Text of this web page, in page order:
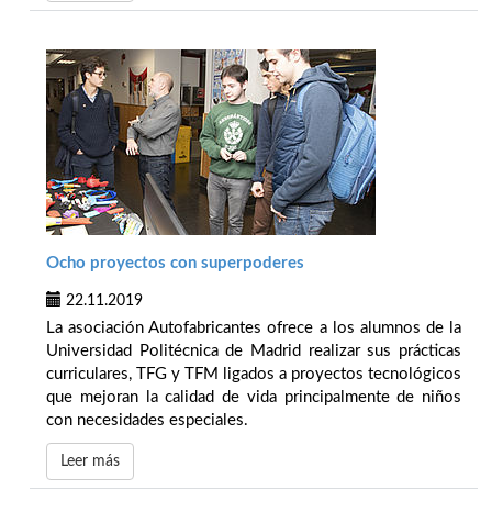
Ocho proyectos con superpoderes
22.11.2019
La asociación Autofabricantes ofrece a los alumnos de la
Universidad Politécnica de Madrid realizar sus prácticas
curriculares, TFG y TFM ligados a proyectos tecnológicos
que mejoran la calidad de vida principalmente de niños
con necesidades especiales.
Leer más